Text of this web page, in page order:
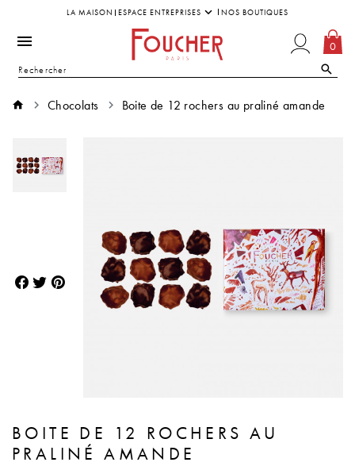
LA MAISON ESPACE ENTREPRISES NOS BOUTIQUES
0
Chocolats Boite de 12 rochers au praliné amande
BOITE DE 12 ROCHERS AU
PRALINÉ AMANDE